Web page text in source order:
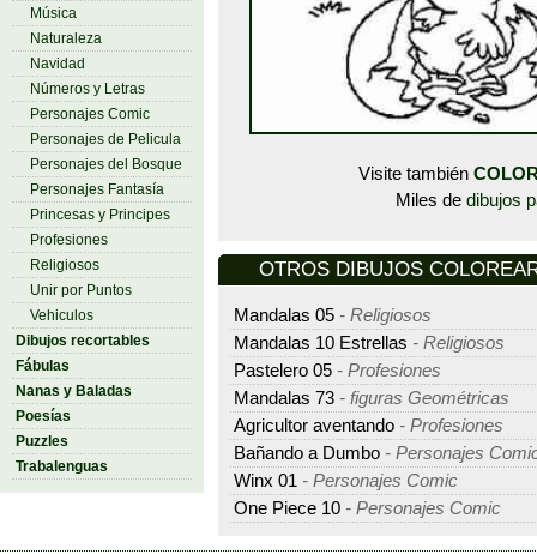
Música
Naturaleza
Navidad
Números y Letras
Personajes Comic
Personajes de Pelicula
Personajes del Bosque
Personajes Fantasía
Princesas y Principes
Profesiones
Religiosos
Unir por Puntos
Vehiculos
Dibujos recortables
Fábulas
Nanas y Baladas
Poesías
Puzzles
Trabalenguas
Visite también
Miles de dibujos
OTROS DIBUJOS
Mandalas 05 - Religiosos
Mandalas 10 Estrellas - Religiosos
Pastelero 05 - Profesiones
Mandalas 73 - figuras Geométricas
Agricultor aventando - Profesiones
Bañando a Dumbo - Personajes
Winx 01 - Personajes Comic
One Piece 10 - Personajes Comic